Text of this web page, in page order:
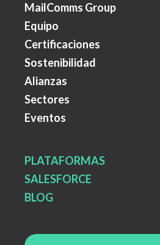
MailComms Group
Equipo
Certificaciones
Sostenibilidad
Alianzas
Sectores
Eventos
PLATAFORMAS
SALESFORCE
BLOG